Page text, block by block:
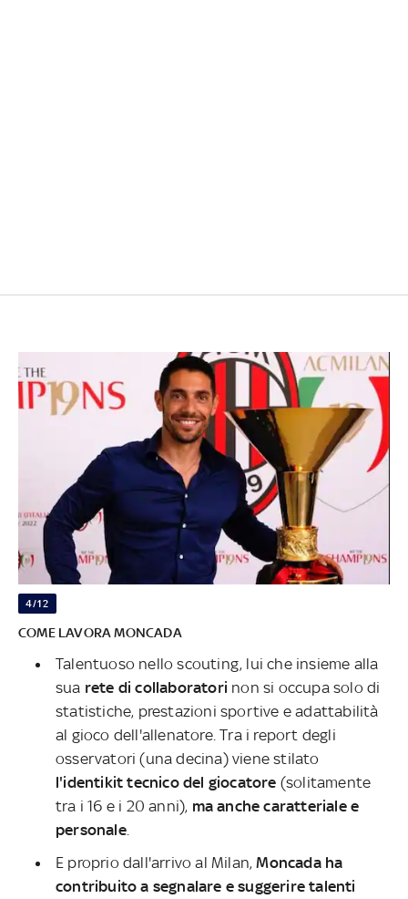
4/12
COME LAVORA MONCADA
Talentuoso nello scouting, lui che insieme alla
sua rete di collaboratori non si occupa solo di
statistiche, prestazioni sportive e adattabilità
al gioco dell'allenatore. Tra i report degli
osservatori (una decina) viene stilato
l'identikit tecnico del giocatore (solitamente
tra i 16 e i 20 anni), ma anche caratteriale e
personale.
E proprio dall'arrivo al Milan,Moncada ha
contribuito a segnalare e suggerire talenti